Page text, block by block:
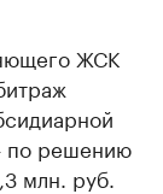
ЖСК
по решению
млн. руб.